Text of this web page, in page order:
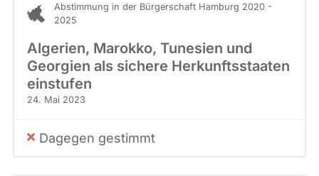
Abstimmung in der Bürgerschaft Hamburg 2020 -
2025
Algerien, Marokko, Tunesien und
Georgien als sichere Herkunftsstaaten
einstufen
24. Mai 2023
Dagegen gestimmt